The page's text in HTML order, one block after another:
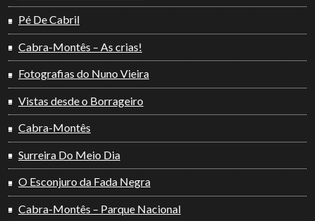
Pé De Cabril
Cabra-Montês – As crias!
Fotografias do Nuno Vieira
Vistas desde o Borrageiro
Cabra-Montês
Surreira Do Meio Dia
O Esconjuro da Fada Negra
Cabra-Montês – Parque Nacional